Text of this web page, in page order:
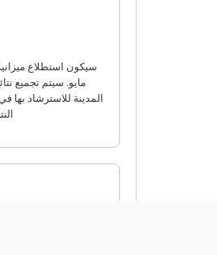
سيكون استطلاع
مايو. سيتم تجميع
المدينة للاسترشاد بها